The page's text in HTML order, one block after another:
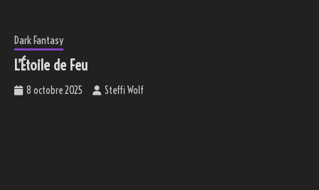
Dark Fantasy
L’Étoile de Feu
8 octobre 2025 Steffi Wolf